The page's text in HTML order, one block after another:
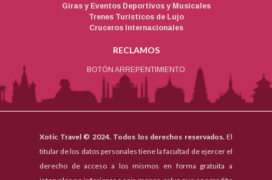
Giras y Eventos Deportivos y Musicales
Trenes Turísticos de Lujo
Cruceros Internacionales
RECLAMOS
BOTÓN ARREPENTIMIENTO
Xotic Travel © 2024. Todos los derechos reservados. El
titular de los datos personales tiene la facultad de ejercer el
derecho de acceso a los mismos en forma gratuita a